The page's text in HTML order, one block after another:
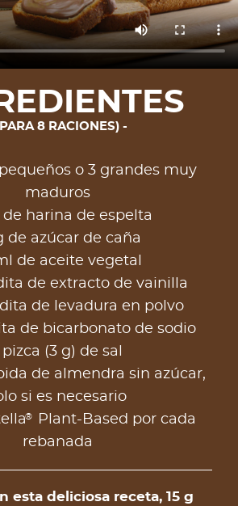
8 RACIONES)
o 3 grandes muy
maduros
de harina de espelta
de azúcar de caña
de aceite vegetal
de extracto de vainilla
de levadura en polvo
de bicarbonato de sodio
1 pizca (3 g) de sal
de almendra sin azúcar,
si es necesario
®
Plant-Based por cada
rebanada
esta deliciosa receta, 15 g